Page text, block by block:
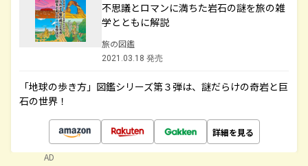
不思議とロマンに満ちた岩石の謎を旅の雑
学とともに解説
旅の図鑑
2021.03.18 発売
「地球の歩き方」図鑑シリーズ第３弾は、謎だらけの奇岩と巨
石の世界！
詳細を見る
AD